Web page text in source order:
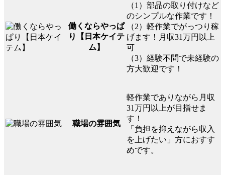
働くならやっぱ
り【日本ケイテ
ム】
（1）部品の取り付けなど
のシンプルな作業です！
（2）軽作業でがっつり稼
げます！月収31万円以上
可
（3）経験不問で未経験の
方大歓迎です！
職場の雰囲気
軽作業でありながら月収
31万円以上が目指せま
す！
「負担を抑えながら収入
を上げたい」方におすす
めです。